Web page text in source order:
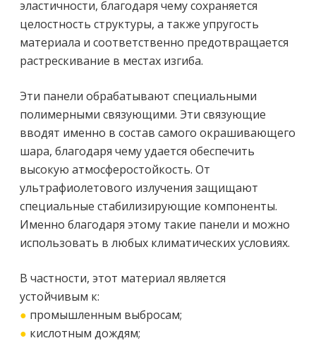
эластичности, благодаря чему сохраняется
целостность структуры, а также упругость
материала и соответственно предотвращается
растрескивание в местах изгиба.
Эти панели обрабатывают специальными
полимерными связующими. Эти связующие
вводят именно в состав самого окрашивающего
шара, благодаря чему удается обеспечить
высокую атмосферостойкость. От
ультрафиолетового излучения защищают
специальные стабилизирующие компоненты.
Именно благодаря этому такие панели и можно
использовать в любых климатических условиях.
В частности, этот материал является
устойчивым к:
● промышленным выбросам;
● кислотным дождям;